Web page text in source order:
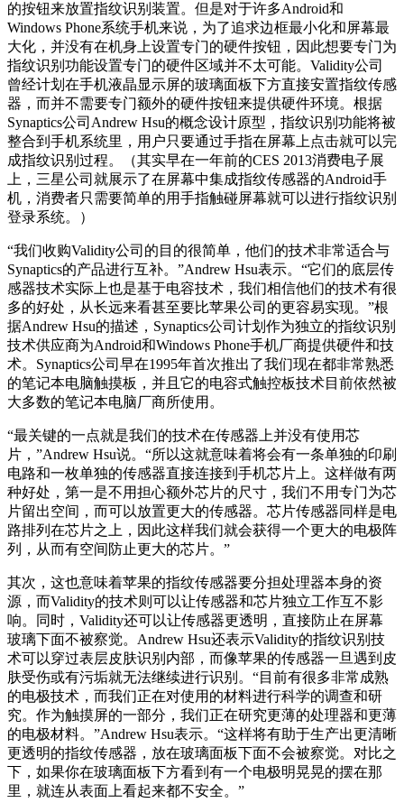
的按钮来放置指纹识别装置。但是对于许多Android和
Windows Phone系统手机来说，为了追求边框最小化和屏幕最
大化，并没有在机身上设置专门的硬件按钮，因此想要专门为
指纹识别功能设置专门的硬件区域并不太可能。Validity公司
曾经计划在手机液晶显示屏的玻璃面板下方直接安置指纹传感
器，而并不需要专门额外的硬件按钮来提供硬件环境。根据
Synaptics公司Andrew Hsu的概念设计原型，指纹识别功能将被
整合到手机系统里，用户只要通过手指在屏幕上点击就可以完
成指纹识别过程。（其实早在一年前的CES 2013消费电子展
上，三星公司就展示了在屏幕中集成指纹传感器的Android手
机，消费者只需要简单的用手指触碰屏幕就可以进行指纹识别
登录系统。）
“我们收购Validity公司的目的很简单，他们的技术非常适合与
Synaptics的产品进行互补。”Andrew Hsu表示。“它们的底层传
感器技术实际上也是基于电容技术，我们相信他们的技术有很
多的好处，从长远来看甚至要比苹果公司的更容易实现。”根
据Andrew Hsu的描述，Synaptics公司计划作为独立的指纹识别
技术供应商为Android和Windows Phone手机厂商提供硬件和技
术。Synaptics公司早在1995年首次推出了我们现在都非常熟悉
的笔记本电脑触摸板，并且它的电容式触控板技术目前依然被
大多数的笔记本电脑厂商所使用。
“最关键的一点就是我们的技术在传感器上并没有使用芯
片，”Andrew Hsu说。“所以这就意味着将会有一条单独的印刷
电路和一枚单独的传感器直接连接到手机芯片上。这样做有两
种好处，第一是不用担心额外芯片的尺寸，我们不用专门为芯
片留出空间，而可以放置更大的传感器。芯片传感器同样是电
路排列在芯片之上，因此这样我们就会获得一个更大的电极阵
列，从而有空间防止更大的芯片。”
其次，这也意味着苹果的指纹传感器要分担处理器本身的资
源，而Validity的技术则可以让传感器和芯片独立工作互不影
响。同时，Validity还可以让传感器更透明，直接防止在屏幕
玻璃下面不被察觉。Andrew Hsu还表示Validity的指纹识别技
术可以穿过表层皮肤识别内部，而像苹果的传感器一旦遇到皮
肤受伤或有污垢就无法继续进行识别。“目前有很多非常成熟
的电极技术，而我们正在对使用的材料进行科学的调查和研
究。作为触摸屏的一部分，我们正在研究更薄的处理器和更薄
的电极材料。”Andrew Hsu表示。“这样将有助于生产出更清晰
更透明的指纹传感器，放在玻璃面板下面不会被察觉。对比之
下，如果你在玻璃面板下方看到有一个电极明晃晃的摆在那
里，就连从表面上看起来都不安全。”